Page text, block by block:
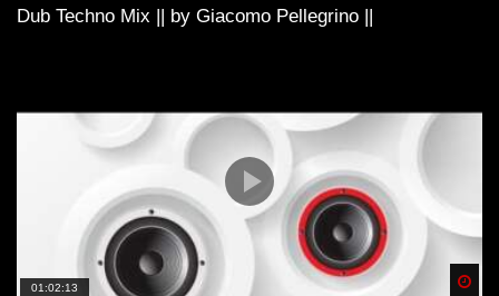
Dub Techno Mix || by Giacomo Pellegrino ||
01:02:13